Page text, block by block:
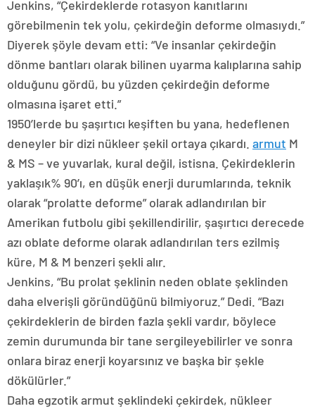
Jenkins, “Çekirdeklerde rotasyon kanıtlarını
görebilmenin tek yolu, çekirdeğin deforme olmasıydı.”
Diyerek şöyle devam etti: “Ve insanlar çekirdeğin
dönme bantları olarak bilinen uyarma kalıplarına sahip
olduğunu gördü, bu yüzden çekirdeğin deforme
olmasına işaret etti.”
1950’lerde bu şaşırtıcı keşiften bu yana, hedeflenen
deneyler bir dizi nükleer şekil ortaya çıkardı. armut M
& MS – ve yuvarlak, kural değil, istisna. Çekirdeklerin
yaklaşık% 90’ı, en düşük enerji durumlarında, teknik
olarak “prolatte deforme” olarak adlandırılan bir
Amerikan futbolu gibi şekillendirilir, şaşırtıcı derecede
azı oblate deforme olarak adlandırılan ters ezilmiş
küre, M & M benzeri şekli alır.
Jenkins, “Bu prolat şeklinin neden oblate şeklinden
daha elverişli göründüğünü bilmiyoruz.” Dedi. “Bazı
çekirdeklerin de birden fazla şekli vardır, böylece
zemin durumunda bir tane sergileyebilirler ve sonra
onlara biraz enerji koyarsınız ve başka bir şekle
dökülürler.”
Daha egzotik armut şeklindeki çekirdek, nükleer